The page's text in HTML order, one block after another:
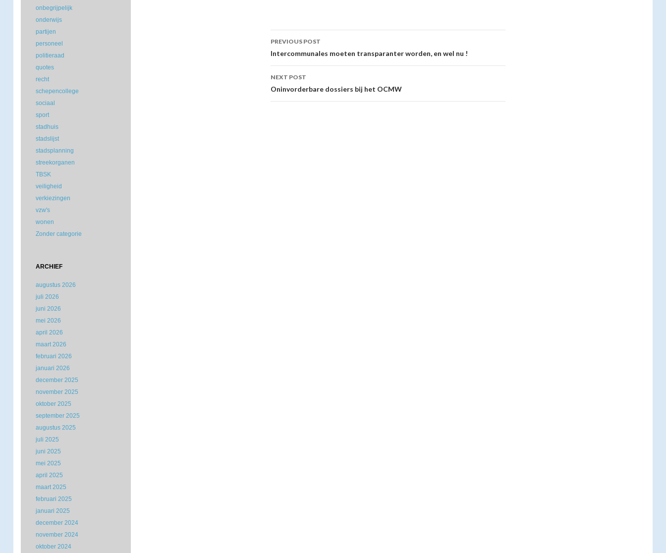
Post
navigation
PREVIOUS POST
Intercommunales moeten transparanter worden, en wel nu !
NEXT POST
Oninvorderbare dossiers bij het OCMW
onbegrijpelijk
onderwijs
partijen
personeel
politieraad
quotes
recht
schepencollege
sociaal
sport
stadhuis
stadslijst
stadsplanning
streekorganen
TBSK
veiligheid
verkiezingen
vzw's
wonen
Zonder categorie
ARCHIEF
augustus 2026
juli 2026
juni 2026
mei 2026
april 2026
maart 2026
februari 2026
januari 2026
december 2025
november 2025
oktober 2025
september 2025
augustus 2025
juli 2025
juni 2025
mei 2025
april 2025
maart 2025
februari 2025
januari 2025
december 2024
november 2024
oktober 2024